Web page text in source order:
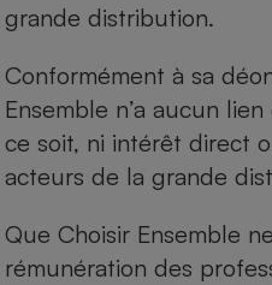
grande distribution.
Conformément à sa
Ensemble n’a aucun
ce soit, ni intérêt direct
acteurs de la grande
Que Choisir Ensemble
rémunération des